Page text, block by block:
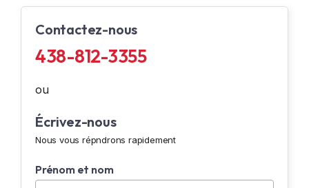
Contactez-nous
438-812-3355
ou
Écrivez-nous
Nous vous répndrons rapidement
Prénom et nom